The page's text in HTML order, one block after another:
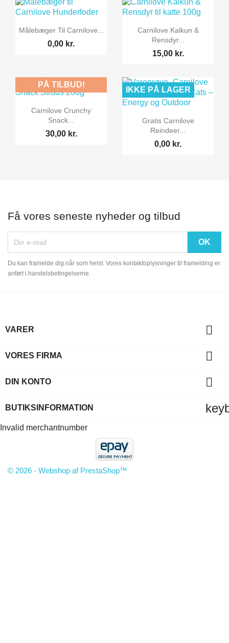
 Vis her
Målebæger Til Carnilove...
0,00 kr.
 Vis her
Carnilove Kalkun &
Rensdyr...
15,00 kr.
 Vis her
Carnilove Crunchy
Snack...
30,00 kr.
PÅ TILBUD!
 Vis her
Gratis Carnilove
Reindeer...
0,00 kr.
IKKE PÅ LAGER
Få vores seneste nyheder og tilbud
Du kan framelde dig når som helst. Vores kontaktoplysninger til framelding er
anført i handelsbetingelserne.
VARER 
VORES FIRMA 
DIN KONTO 
BUTIKSINFORMATION
Invalid merchantnumber
© 2026 - Webshop af PrestaShop™